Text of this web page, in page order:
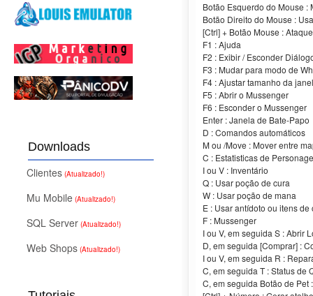
Downloads
Clientes (Atualizado!)
Mu Mobile (Atualizado!)
SQL Server (Atualizado!)
Web Shops (Atualizado!)
Botão Esquerdo do Mouse :
Botão Direito do Mouse :
[Ctrl] + Botão Mouse :
F1 : Ajuda
F2 : Exibir / Esconder
F3 : Mudar para modo de
F4 : Ajustar tamanho da
F5 : Abrir o Mussenger
F6 : Esconder o Mussenger
Enter : Janela de Bate-Papo
D : Comandos automáticos
M ou /Move : Mover entre
C : Estatisticas de
I ou V : Inventário
Q : Usar poção de cura
W : Usar poção de mana
E : Usar antídoto ou itens de
F : Mussenger
I ou V, em seguida S : Abrir
D, em seguida [Comprar] :
I ou V, em seguida R :
C, em seguida T : Status de
C, em seguida Botão de Pet